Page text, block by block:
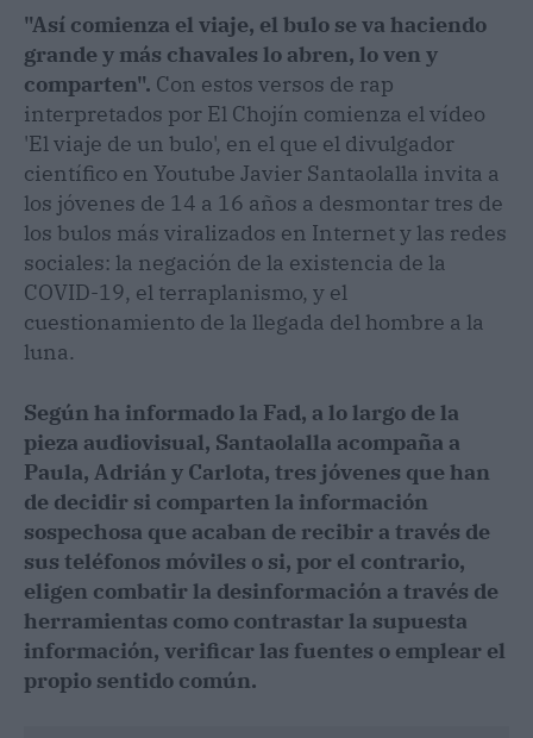
"Así comienza el viaje, el bulo se va haciendo
grande y más chavales lo abren, lo ven y
comparten". Con estos versos de rap
interpretados por El Chojín comienza el vídeo
'El viaje de un bulo', en el que el divulgador
científico en Youtube Javier Santaolalla invita a
los jóvenes de 14 a 16 años a desmontar tres de
los bulos más viralizados en Internet y las redes
sociales: la negación de la existencia de la
COVID-19, el terraplanismo, y el
cuestionamiento de la llegada del hombre a la
luna.
Según ha informado la Fad, a lo largo de la
pieza audiovisual, Santaolalla acompaña a
Paula, Adrián y Carlota, tres jóvenes que han
de decidir si comparten la información
sospechosa que acaban de recibir a través de
sus teléfonos móviles o si, por el contrario,
eligen combatir la desinformación a través de
herramientas como contrastar la supuesta
información, verificar las fuentes o emplear el
propio sentido común.